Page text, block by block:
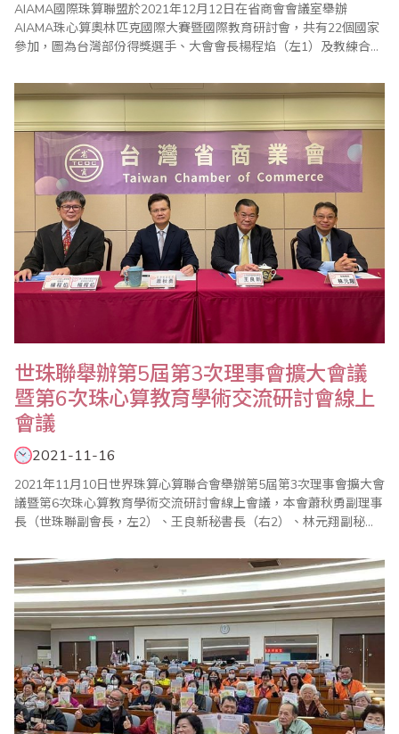
AIAMA國際珠算聯盟於2021年12月12日在省商會會議室舉辦
AIAMA珠心算奧林匹克國際大賽暨國際教育研討會，共有22個國家
參加，圖為台灣部份得獎選手、大會會長楊程焰（左1）及教練合影
世珠聯舉辦第5屆第3次理事會擴大會議
暨第6次珠心算教育學術交流研討會線上
會議
2021-11-16
2021年11月10日世界珠算心算聯合會舉辦第5屆第3次理事會擴大會
議暨第6次珠心算教育學術交流研討會線上會議，本會蕭秋勇副理事
長（世珠聯副會長，左2）、王良新秘書長（右2）、林元翔副秘書
事會員單位參加，由會長劉建華主持，會中除年度工作報告及2022
年工作計劃外，也分享疫情下珠心算教育的發展前景及珠算非遺的
保護與發展，並通過新會員單位的入..